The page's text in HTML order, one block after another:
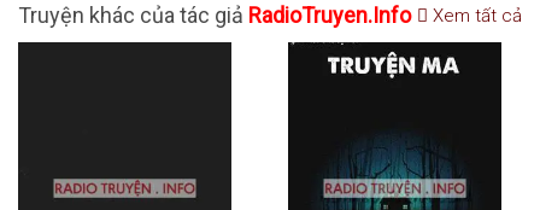
Truyện khác của tác giả RadioTruyen.Info Xem tất cả